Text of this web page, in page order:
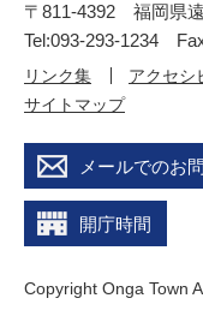
〒811-4392 福岡県
Tel:093-293-1234
リンク集 アクセシ
サイトマップ
メールでのお
開庁時間
Copyright Onga Town